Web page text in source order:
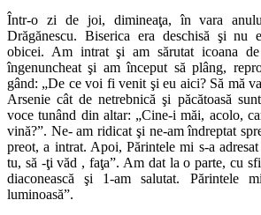
Într-o zi de joi, dimineaţa, în vara
Drăgănescu. Biserica era deschisă şi nu
obicei. Am intrat şi am sărutat icoana
îngenuncheat şi am început să plâng,
gând: „De ce voi fi venit şi eu aici? Să mă
Arsenie cât de netrebnică şi păcătoasă
voce tunând din altar: „Cine-i măi, acolo,
vină?”. Ne- am ridicat şi ne-am îndreptat
preot, a intrat. Apoi, Părintele mi s-a
tu, să -ţi văd , faţa”. Am dat la o parte, cu
diaconească şi 1-am salutat. Părintele
luminoasă”.